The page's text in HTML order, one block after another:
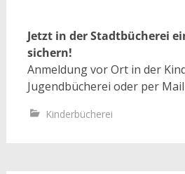
Jetzt in der Stadtbücherei
sichern!
Anmeldung vor Ort in der
Jugendbücherei oder per
Kinderbücherei